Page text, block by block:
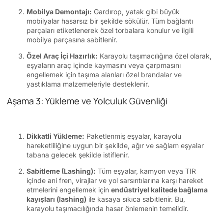
Mobilya Demontajı: Gardırop, yatak gibi büyük
mobilyalar hasarsız bir şekilde sökülür. Tüm bağlantı
parçaları etiketlenerek özel torbalara konulur ve ilgili
mobilya parçasına sabitlenir.
Özel Araç İçi Hazırlık: Karayolu taşımacılığına özel olarak,
eşyaların araç içinde kaymasını veya çarpmasını
engellemek için taşıma alanları özel brandalar ve
yastıklama malzemeleriyle desteklenir.
Aşama 3: Yükleme ve Yolculuk Güvenliği
Dikkatli Yükleme: Paketlenmiş eşyalar, karayolu
hareketliliğine uygun bir şekilde, ağır ve sağlam eşyalar
tabana gelecek şekilde istiflenir.
Sabitleme (Lashing): Tüm eşyalar, kamyon veya TIR
içinde ani fren, virajlar ve yol sarsıntılarına karşı hareket
etmelerini engellemek için endüstriyel kalitede bağlama
kayışları (lashing) ile kasaya sıkıca sabitlenir. Bu,
karayolu taşımacılığında hasar önlemenin temelidir.